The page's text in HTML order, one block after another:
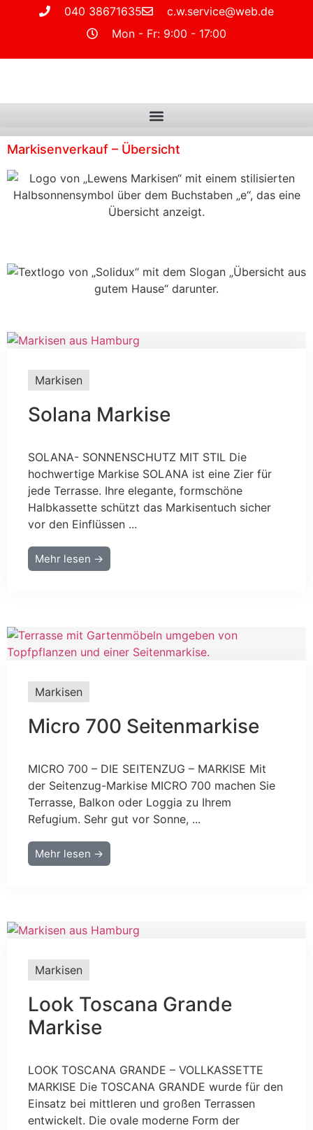
040 38671635
c.w.service@web.de
Mon - Fr: 9:00 - 17:00
Markisenverkauf – Übersicht
Markisen
Solana Markise
SOLANA- SONNENSCHUTZ MIT STIL Die
hochwertige Markise SOLANA ist eine Zier für
jede Terrasse. Ihre elegante, formschöne
Halbkassette schützt das Markisentuch sicher
vor den Einflüssen ...
Mehr lesen →
Markisen
Micro 700 Seitenmarkise
MICRO 700 – DIE SEITENZUG – MARKISE Mit
der Seitenzug-Markise MICRO 700 machen Sie
Terrasse, Balkon oder Loggia zu Ihrem
Refugium. Sehr gut vor Sonne, ...
Mehr lesen →
Markisen
Look Toscana Grande
Markise
LOOK TOSCANA GRANDE – VOLLKASSETTE
MARKISE Die TOSCANA GRANDE wurde für den
Einsatz bei mittleren und großen Terrassen
entwickelt. Die ovale moderne Form der